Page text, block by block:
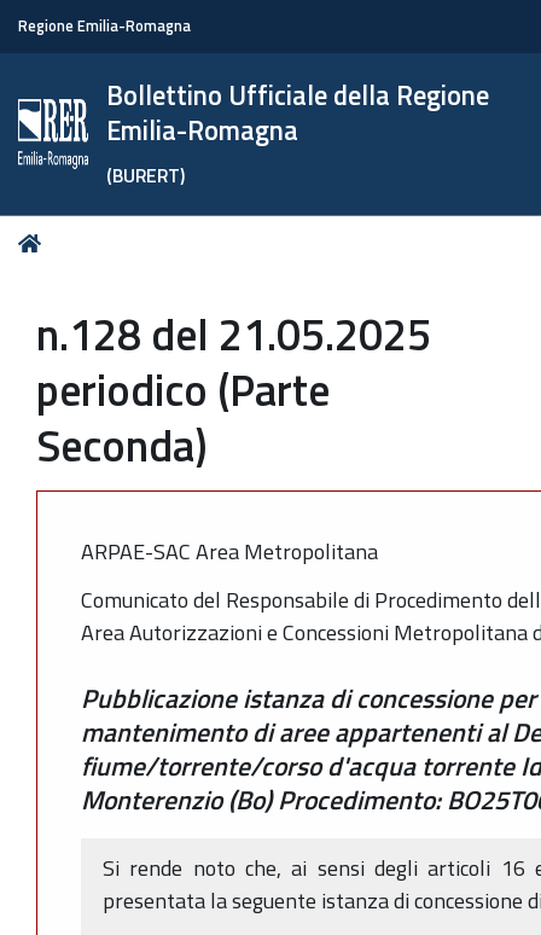
Regione Emilia-Romagna
Bollettino Ufficiale della Regione
Emilia-Romagna
(BURERT)
Tu
n.128 del 21.05.2025
periodico (Parte
Seconda)
ARPAE-SAC Area Metropolitana
Comunicato del Responsabile di Procedimento
Area Autorizzazioni e Concessioni Metropolitana
Pubblicazione istanza di concessione
mantenimento di aree appartenenti al
fiume/torrente/corso d'acqua torrente
Monterenzio (Bo) Procedimento:
Si rende noto che, ai sensi degli articoli
presentata la seguente istanza di concessione